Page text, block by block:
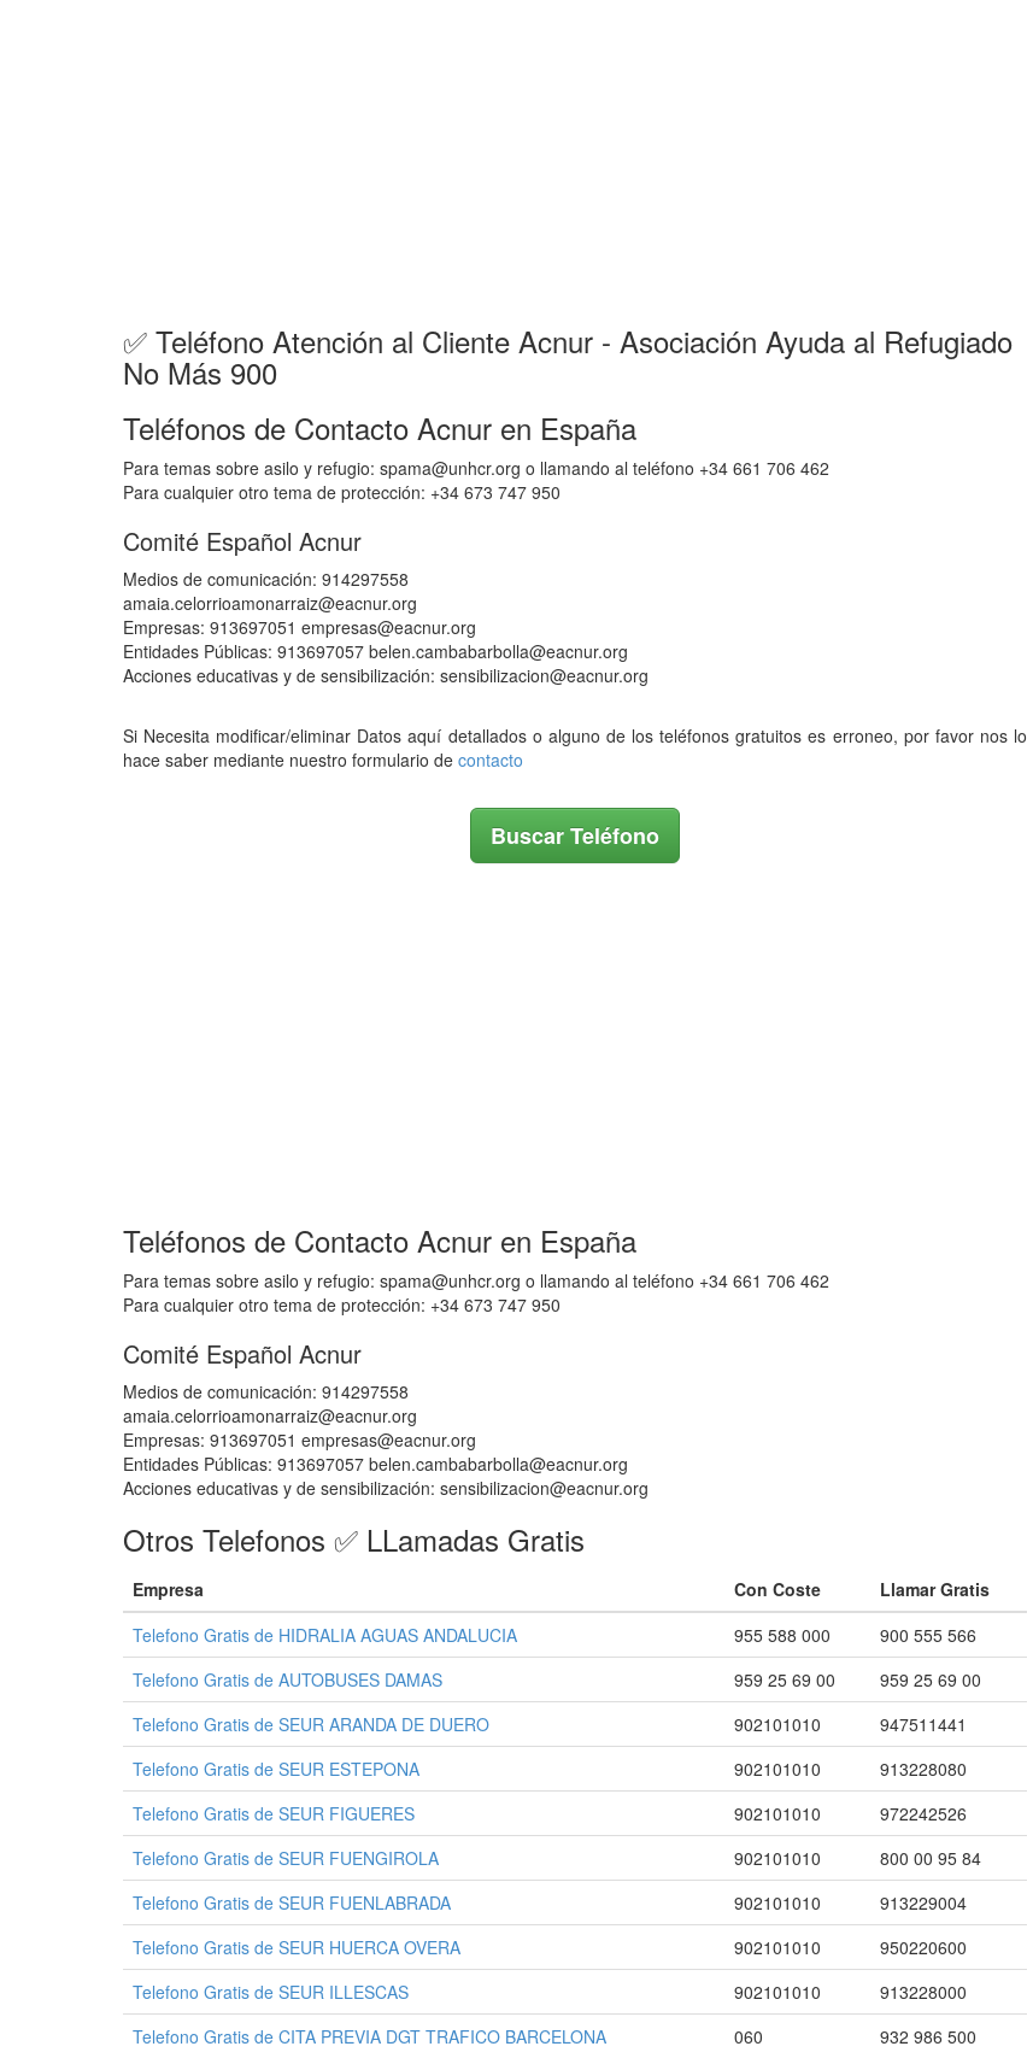
✅ Teléfono Atención al Cliente Acnur - Asociación Ayuda al Refugiado
No Más 900
Teléfonos de Contacto Acnur en España
Para temas sobre asilo y refugio: spama@unhcr.org o llamando al teléfono +34 661 706 462
Para cualquier otro tema de protección: +34 673 747 950
Comité Español Acnur
Medios de comunicación: 914297558
amaia.celorrioamonarraiz@eacnur.org
Empresas: 913697051 empresas@eacnur.org
Entidades Públicas: 913697057 belen.cambabarbolla@eacnur.org
Acciones educativas y de sensibilización: sensibilizacion@eacnur.org
Si Necesita modificar/eliminar Datos aquí detallados o alguno de los teléfonos gratuitos es erroneo, por favor nos lo
hace saber mediante nuestro formulario de contacto
Buscar Teléfono
Teléfonos de Contacto Acnur en España
Para temas sobre asilo y refugio: spama@unhcr.org o llamando al teléfono +34 661 706 462
Para cualquier otro tema de protección: +34 673 747 950
Comité Español Acnur
Medios de comunicación: 914297558
amaia.celorrioamonarraiz@eacnur.org
Empresas: 913697051 empresas@eacnur.org
Entidades Públicas: 913697057 belen.cambabarbolla@eacnur.org
Acciones educativas y de sensibilización: sensibilizacion@eacnur.org
Otros Telefonos ✅ LLamadas Gratis
Empresa Con Coste
Llamar Gratis
Telefono Gratis de HIDRALIA AGUAS ANDALUCIA
955 588 000
900 555 566
Telefono Gratis de AUTOBUSES DAMAS
959 25 69 00
959 25 69 00
Telefono Gratis de SEUR ARANDA DE DUERO
902101010
947511441
Telefono Gratis de SEUR ESTEPONA
902101010
913228080
Telefono Gratis de SEUR FIGUERES
902101010
972242526
Telefono Gratis de SEUR FUENGIROLA
902101010
800 00 95 84
Telefono Gratis de SEUR FUENLABRADA
902101010
913229004
Telefono Gratis de SEUR HUERCA OVERA
902101010
950220600
Telefono Gratis de SEUR ILLESCAS
902101010
913228000
Telefono Gratis de CITA PREVIA DGT TRAFICO BARCELONA
060 932 986 500